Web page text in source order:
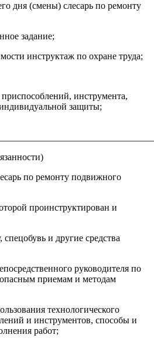
дня (смены) слесарь по ремонту
задание;
инструктаж по охране труда;
инструмента,
защиты;
по ремонту подвижного
проинструктирован и
и другие средства
руководителя по
приемам и методам
технологического
и инструментов, способы и
работ;